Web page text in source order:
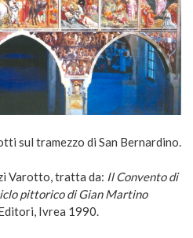
sul tramezzo di San Bernardino.
Varotto, tratta da: Il Convento di
pittorico di Gian Martino
Ivrea 1990.